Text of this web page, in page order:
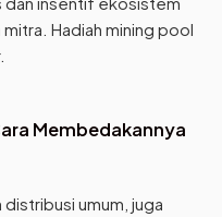
Hadiah mining pool
Membedakannya
umum, juga